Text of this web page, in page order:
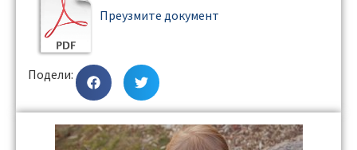
Преузмите документ
Подели: